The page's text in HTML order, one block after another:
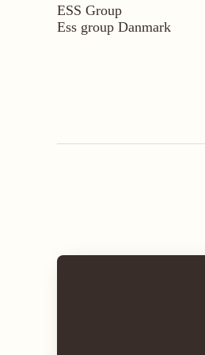
ESS Group
Ess group Danmark